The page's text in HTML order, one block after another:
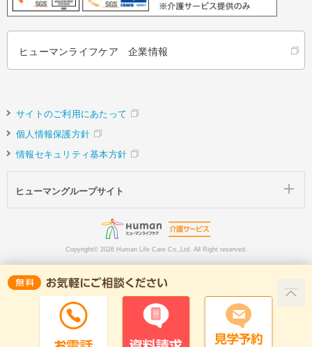
ヒューマンライフケア 企業情報
サイトのご利用にあたって
個人情報保護方針
情報セキュリティ基本方針
ヒューマングループサイト
Copyright© 2026 Human Life Care Co.,Ltd. All Right reserved.